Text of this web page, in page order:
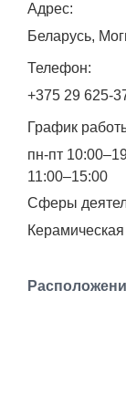
Работа
Объявления
Транспорт
Погода
Еще
Адрес:
Беларусь,
Телефон:
+375 29 625-
График
пн-пт
11:00–15:00
Сферы